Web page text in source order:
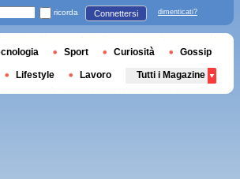
ricorda Connettersi dimenticati?
Sport Curiosità Gossip
Lifestyle Lavoro Tutti i Magazine